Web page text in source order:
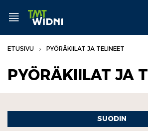
sisältöön
VALIKKO
ETUSIVU PYÖRÄKIILAT JA TELINEET
PYÖRÄKIILAT JA
SUODIN
Pyöräkiilat